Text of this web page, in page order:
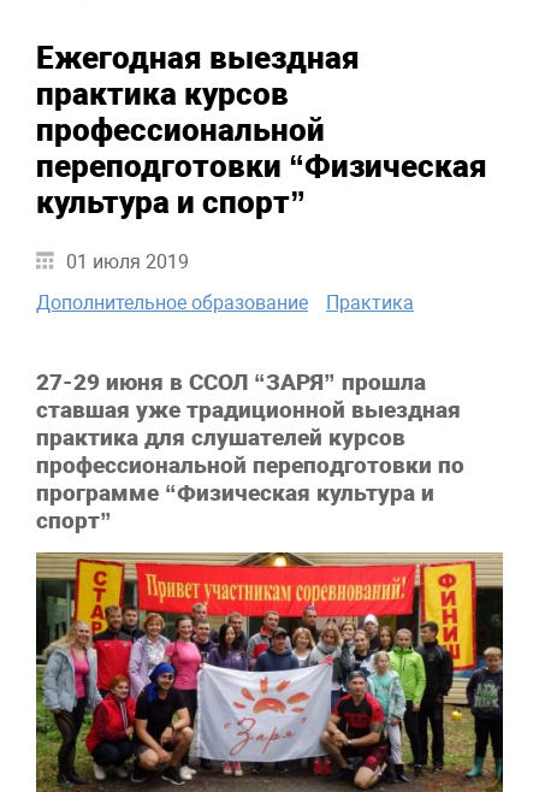
Ежегодная выездная
практика курсов
профессиональной
переподготовки “Физическая
культура и спорт”
01 июля 2019
Дополнительное образование
Практика
27-29 июня в ССОЛ “ЗАРЯ” прошла
ставшая уже традиционной выездная
практика для слушателей курсов
профессиональной переподготовки по
программе “Физическая культура и
спорт”